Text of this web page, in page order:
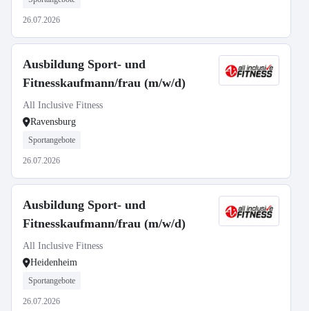
26.07.2026
Ausbildung Sport- und
Fitnesskaufmann/frau (m/w/d)
All Inclusive Fitness
Ravensburg
Sportangebote
26.07.2026
Ausbildung Sport- und
Fitnesskaufmann/frau (m/w/d)
All Inclusive Fitness
Heidenheim
Sportangebote
26.07.2026